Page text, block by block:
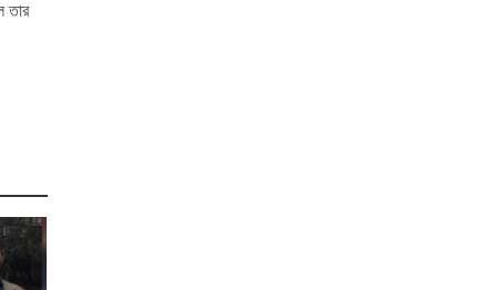
তার